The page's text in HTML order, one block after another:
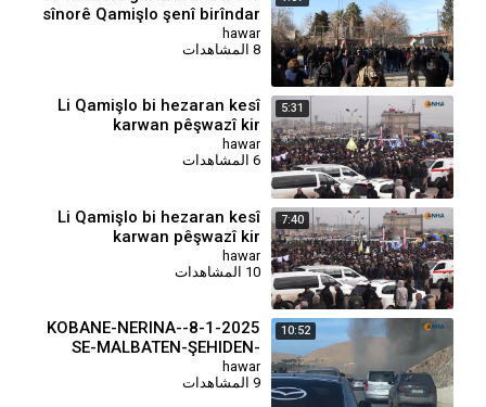
sînorê Qamişlo şenî birîndar
bûn
hawar
8 المشاهدات
5:31
Li Qamişlo bi hezaran kesî
karwan pêşwazî kir
hawar
6 المشاهدات
7:40
Li Qamişlo bi hezaran kesî
karwan pêşwazî kir
hawar
10 المشاهدات
10:52
8-1-2025-KOBANE-NERINA-
SE-MALBATEN-ŞEHIDEN-
BENDAVE-KOBANE (1)
hawar
9 المشاهدات